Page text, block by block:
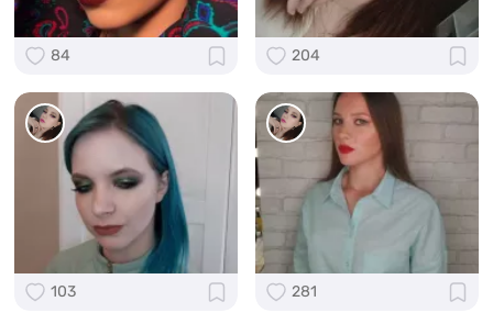
84 204
103 281